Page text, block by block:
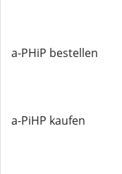
a-PHiP bestellen
a-PiHP kaufen